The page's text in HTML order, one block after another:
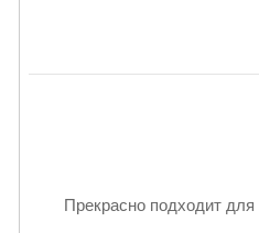
Прекрасно подходит